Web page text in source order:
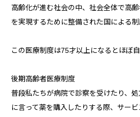
高齢化が進む社会の中、社会全体で高
を実現するために整備された国による制
この医療制度は75才以上になるとほぼ
後期高齢者医療制度
普段私たちが病院で診察を受けたり、
に言って薬を購入したりする際、サー